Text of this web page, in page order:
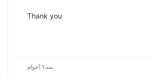
Thank you
منذ ٦ أعوام